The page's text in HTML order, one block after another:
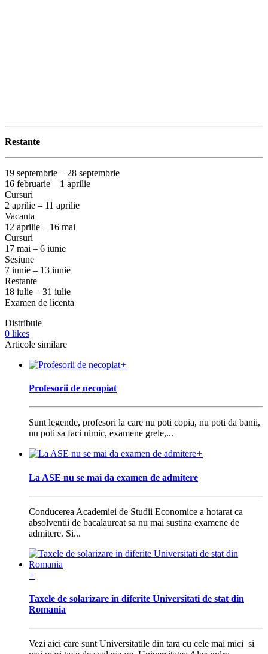
Restante
19 septembrie – 28 septembrie
16 februarie – 1 aprilie
Cursuri
2 aprilie – 11 aprilie
Vacanta
12 aprilie – 16 mai
Cursuri
17 mai – 6 iunie
Sesiune
7 iunie – 13 iunie
Restante
18 iulie – 31 iulie
Examen de licenta
Distribuie
0 likes
Articole similare
+
Profesorii de necopiat
Sunt legende, profesori la care nu poti copia, nu poti da banii,
nu poti sa faci nimic, examene grele,...
+
La ASE nu se mai da examen de admitere
Conducerea Academiei de Studii Economice a hotarat ca
absolventii de bacalaureat sa nu mai sustina examene de
admitere. Si...
+
Taxele de solarizare in diferite Universitati de stat din
Romania
Vezi aici care sunt Universitatile din tara cu cele mai mici si